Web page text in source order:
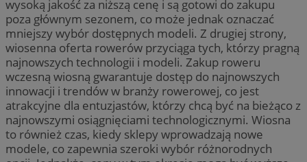
wysoką jakość za niższą cenę i są gotowi do zakupu
poza głównym sezonem, co może jednak oznaczać
mniejszy wybór dostępnych modeli. Z drugiej strony,
wiosenna oferta rowerów przyciąga tych, którzy pragną
najnowszych technologii i modeli. Zakup roweru
wczesną wiosną gwarantuje dostęp do najnowszych
innowacji i trendów w branży rowerowej, co jest
atrakcyjne dla entuzjastów, którzy chcą być na bieżąco z
najnowszymi osiągnięciami technologicznymi. Wiosna
to również czas, kiedy sklepy wprowadzają nowe
modele, co zapewnia szeroki wybór różnorodnych